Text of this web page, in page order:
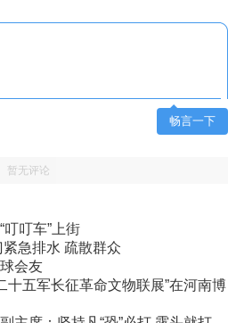
畅言一下
暂无评论
叮车”上街
急排水 疏散群众
会友
五军长征革命文物联展”在河南博